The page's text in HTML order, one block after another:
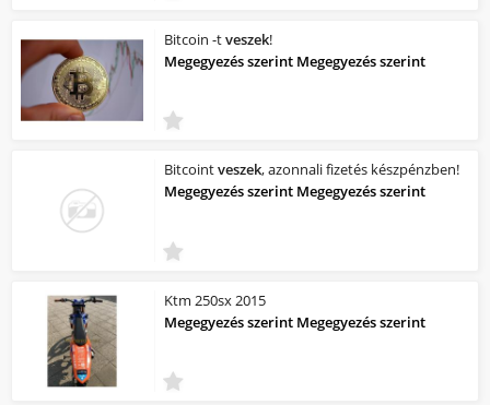
Bitcoin -tveszek!
Megegyezés szerint Megegyezés szerint
Bitcointveszek, azonnali fizetés készpénzben!
Megegyezés szerint Megegyezés szerint
Ktm 250sx 2015
Megegyezés szerint Megegyezés szerint